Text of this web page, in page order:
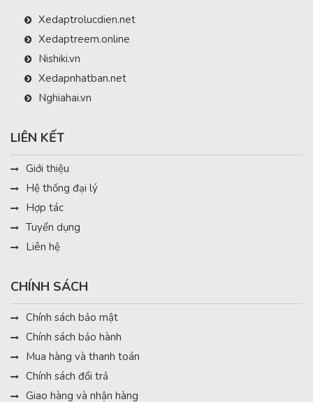
Xedaptrolucdien.net
Xedaptreem.online
Nishiki.vn
Xedapnhatban.net
Nghiahai.vn
LIÊN KẾT
Giới thiệu
Hệ thống đại lý
Hợp tác
Tuyển dụng
Liên hệ
CHÍNH SÁCH
Chính sách bảo mật
Chính sách bảo hành
Mua hàng và thanh toán
Chính sách đổi trả
Giao hàng và nhận hàng